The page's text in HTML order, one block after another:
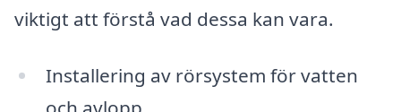
viktigt att förstå vad dessa kan vara.
Installering av rörsystem för vatten